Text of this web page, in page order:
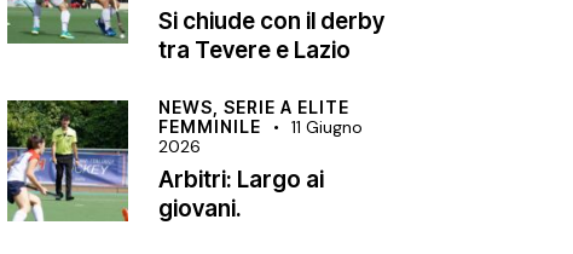
Si chiude con il derby
tra Tevere e Lazio
NEWS,SERIE A ELITE
FEMMINILE
11 Giugno
2026
Arbitri: Largo ai
giovani.